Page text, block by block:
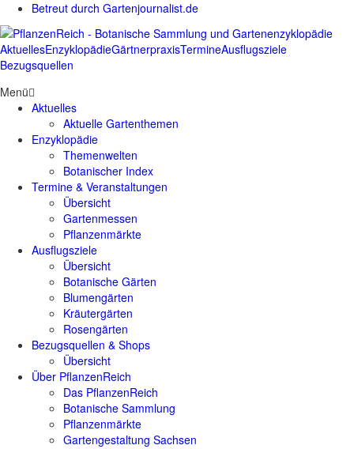
Betreut durch Gartenjournalist.de
AktuellesEnzyklopädieGärtnerpraxisTermineAusflugsziele
Bezugsquellen
Menü
Aktuelles
Aktuelle Gartenthemen
Enzyklopädie
Themenwelten
Botanischer Index
Termine & Veranstaltungen
Übersicht
Gartenmessen
Pflanzenmärkte
Ausflugsziele
Übersicht
Botanische Gärten
Blumengärten
Kräutergärten
Rosengärten
Bezugsquellen & Shops
Übersicht
Über PflanzenReich
Das PflanzenReich
Botanische Sammlung
Pflanzenmärkte
Gartengestaltung Sachsen